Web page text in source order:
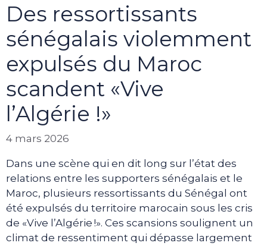
Des ressortissants
sénégalais violemment
expulsés du Maroc
scandent «Vive
l’Algérie !»
4 mars 2026
Dans une scène qui en dit long sur l’état des
relations entre les supporters sénégalais et le
Maroc, plusieurs ressortissants du Sénégal ont
été expulsés du territoire marocain sous les cris
de «Vive l’Algérie !». Ces scansions soulignent un
climat de ressentiment qui dépasse largement